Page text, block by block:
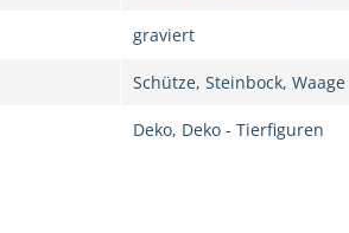
graviert
Schütze, Steinbock, Waage
Deko, Deko - Tierfiguren